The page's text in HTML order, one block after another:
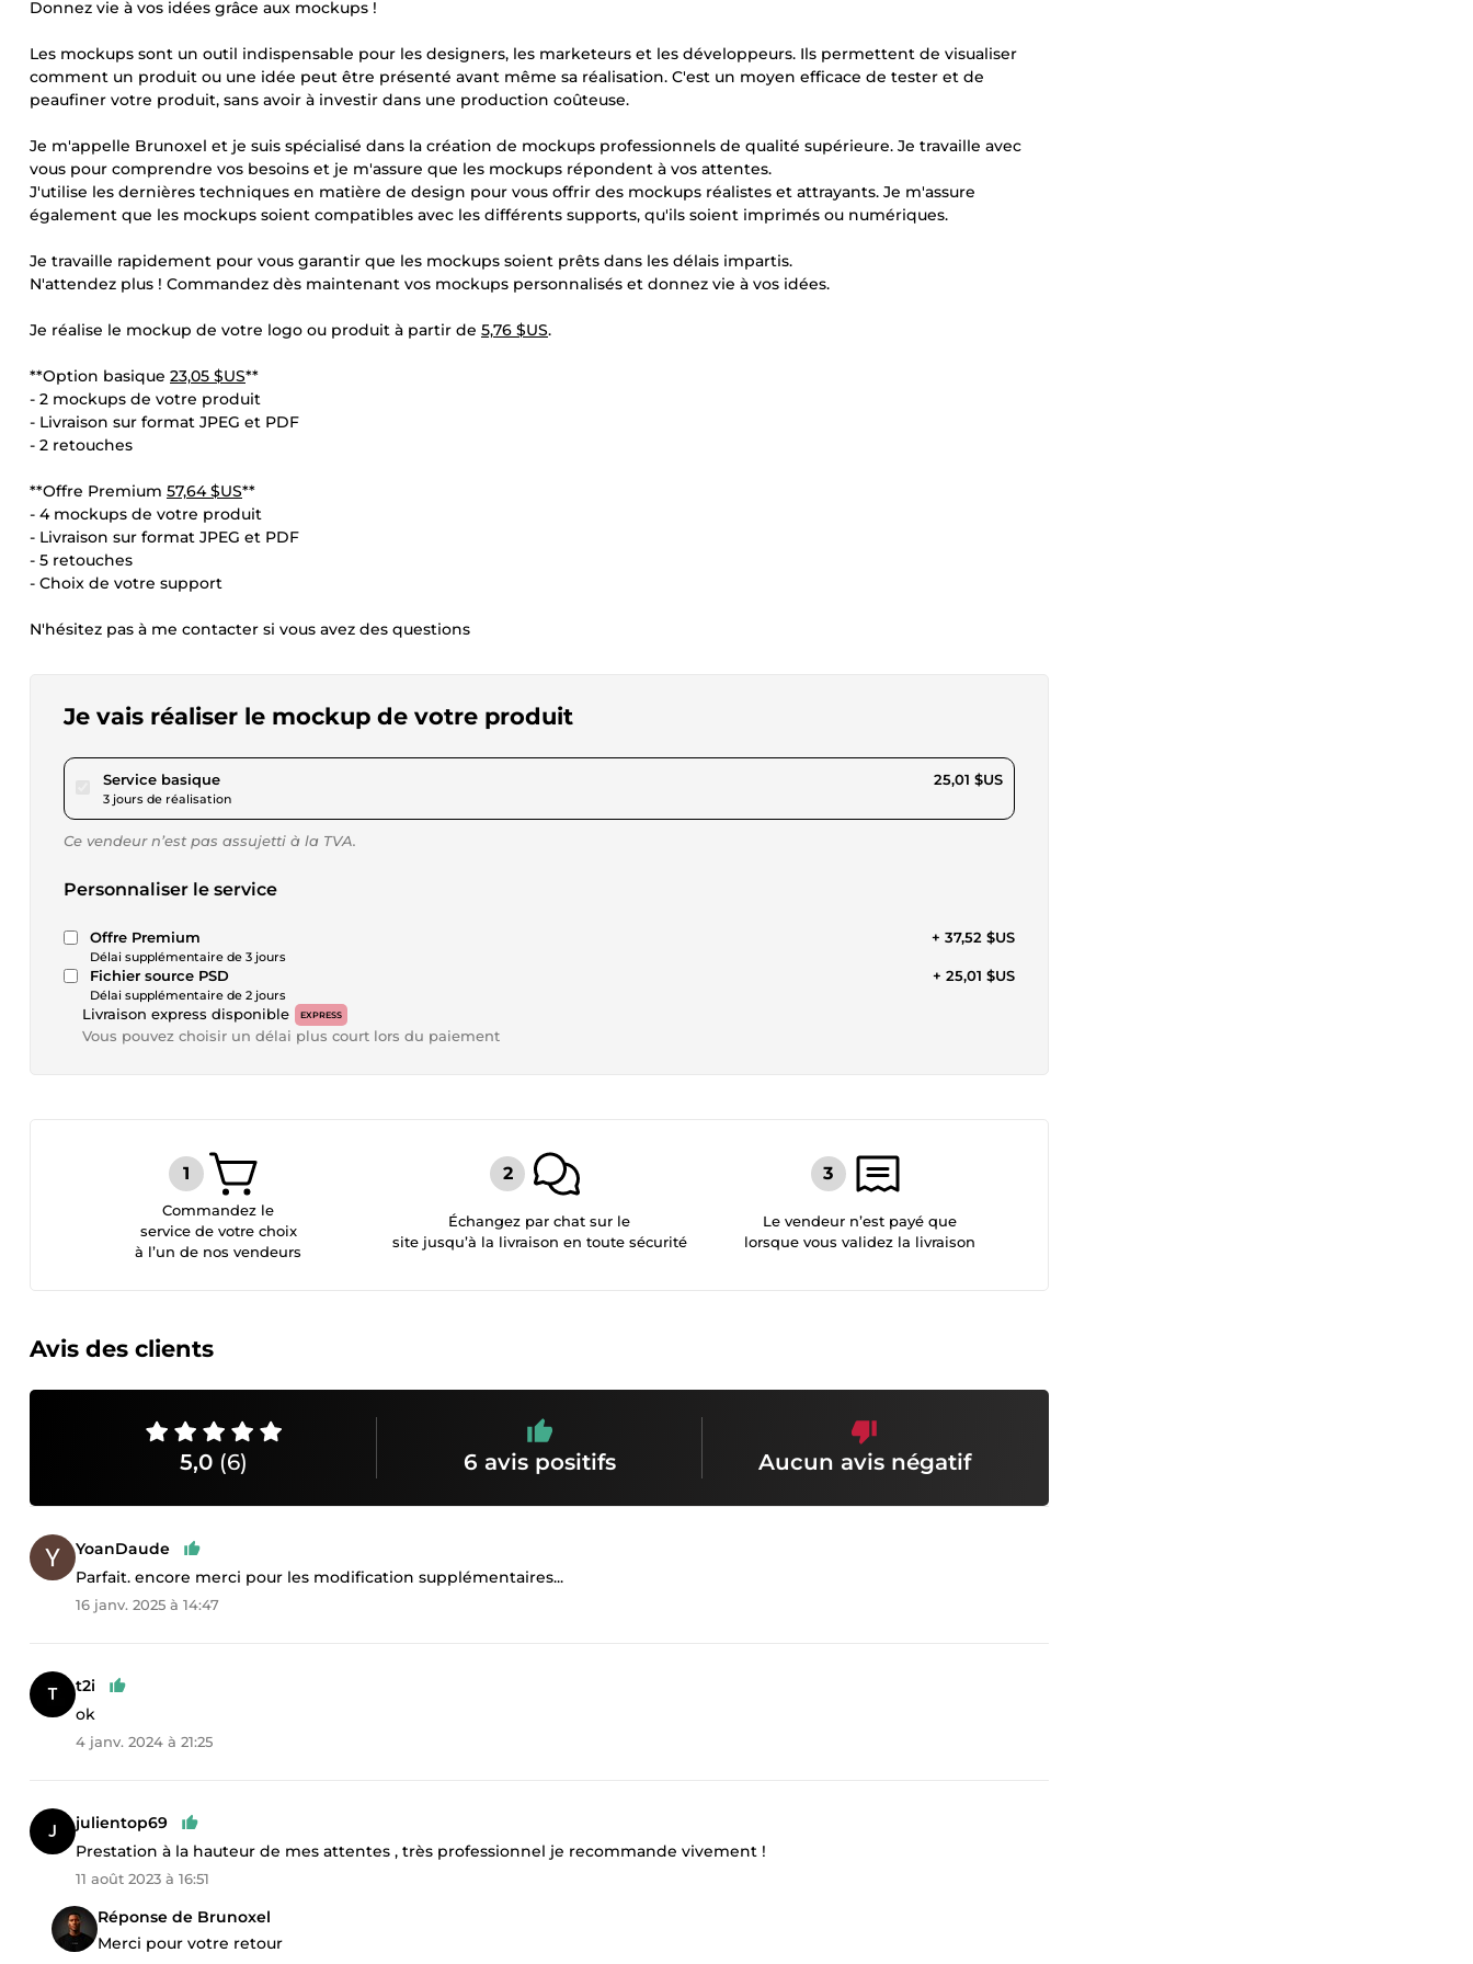
Donnez vie à vos idées grâce aux mockups !
Les mockups sont un outil indispensable pour les designers, les marketeurs et les développeurs. Ils permettent de visualiser
comment un produit ou une idée peut être présenté avant même sa réalisation. C'est un moyen efficace de tester et de
peaufiner votre produit, sans avoir à investir dans une production coûteuse.
Je m'appelle Brunoxel et je suis spécialisé dans la création de mockups professionnels de qualité supérieure. Je travaille avec
vous pour comprendre vos besoins et je m'assure que les mockups répondent à vos attentes.
J'utilise les dernières techniques en matière de design pour vous offrir des mockups réalistes et attrayants. Je m'assure
également que les mockups soient compatibles avec les différents supports, qu'ils soient imprimés ou numériques.
Je travaille rapidement pour vous garantir que les mockups soient prêts dans les délais impartis.
N'attendez plus ! Commandez dès maintenant vos mockups personnalisés et donnez vie à vos idées.
Je réalise le mockup de votre logo ou produit à partir de 5,76 $US.
**Option basique 23,05 $US**
- 2 mockups de votre produit
- Livraison sur format JPEG et PDF
- 2 retouches
**Offre Premium 57,64 $US**
- 4 mockups de votre produit
- Livraison sur format JPEG et PDF
- 5 retouches
- Choix de votre support
N'hésitez pas à me contacter si vous avez des questions
Je vais réaliser le mockup de votre produit
Service basiquepour 23,05 $US
3 jours de réalisation
25,01 $US
Ce vendeur n’est pas assujetti à la TVA.
Personnaliser le service
Offre Premium
Délai supplémentaire de 3 jours
+ 37,52 $US
Fichier source PSD
Délai supplémentaire de 2 jours
+ 25,01 $US
Livraison express disponible EXPRESS
Vous pouvez choisir un délai plus court lors du paiement
Commandez le
service de votre choix
à l’un de nos vendeurs
Échangez par chat sur le
site jusqu’à la livraison en toute sécurité
Le vendeur n’est payé que
lorsque vous validez la livraison
Avis des clients
5,0 (6) 6 avis positifs Aucun avis négatif
YoanDaude
Parfait. encore merci pour les modification supplémentaires...
16 janv. 2025 à 14:47
t2i
ok
4 janv. 2024 à 21:25
julientop69
Prestation à la hauteur de mes attentes , très professionnel je recommande vivement !
11 août 2023 à 16:51
Réponse de Brunoxel
Merci pour votre retour